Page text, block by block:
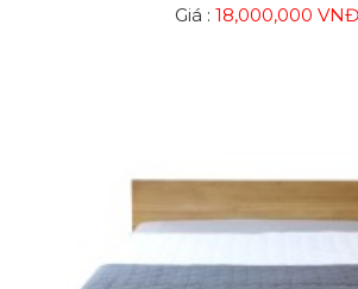
Giá : 18,000,000 VNĐ